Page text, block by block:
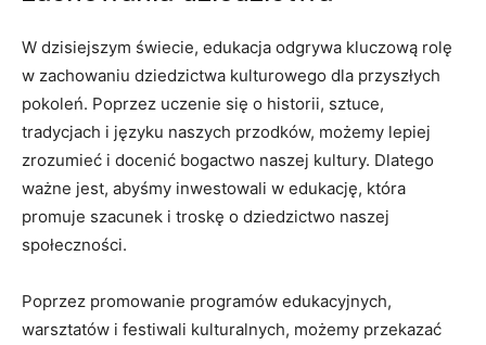
W dzisiejszym świecie, edukacja odgrywa kluczową ​rolę
w⁣ zachowaniu​ dziedzictwa kulturowego dla ⁣przyszłych
‌pokoleń. Poprzez uczenie⁢ się‌ o historii, sztuce,
tradycjach i⁢ języku naszych ‍przodków, ⁤możemy lepiej
zrozumieć i docenić bogactwo naszej kultury. Dlatego ​
ważne jest, ‌abyśmy‍ inwestowali w edukację, która
⁢promuje ​szacunek i troskę ​o dziedzictwo naszej⁢
społeczności.
Poprzez promowanie programów edukacyjnych,
warsztatów i festiwali kulturalnych, możemy ‌przekazać